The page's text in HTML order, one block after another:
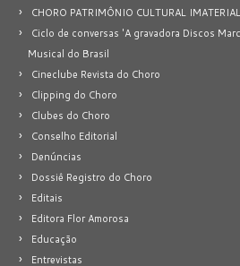
CHORO PATRIMÔNIO CULTURAL
Ciclo de conversas 'A gravadora Discos
Musical do Brasil
Cineclube Revista do Choro
Clipping do Choro
Clubes do Choro
Conselho Editorial
Denúncias
Dossiê Registro do Choro
Editais
Editora Flor Amorosa
Educação
Entrevistas